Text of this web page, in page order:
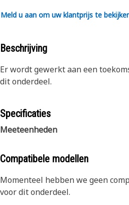
Meld u aan om uw klantprijs te
Beschrijving
Er wordt gewerkt aan een
dit onderdeel.
Specificaties
Meeteenheden
Compatibele modellen
Momenteel hebben we geen
voor dit onderdeel.